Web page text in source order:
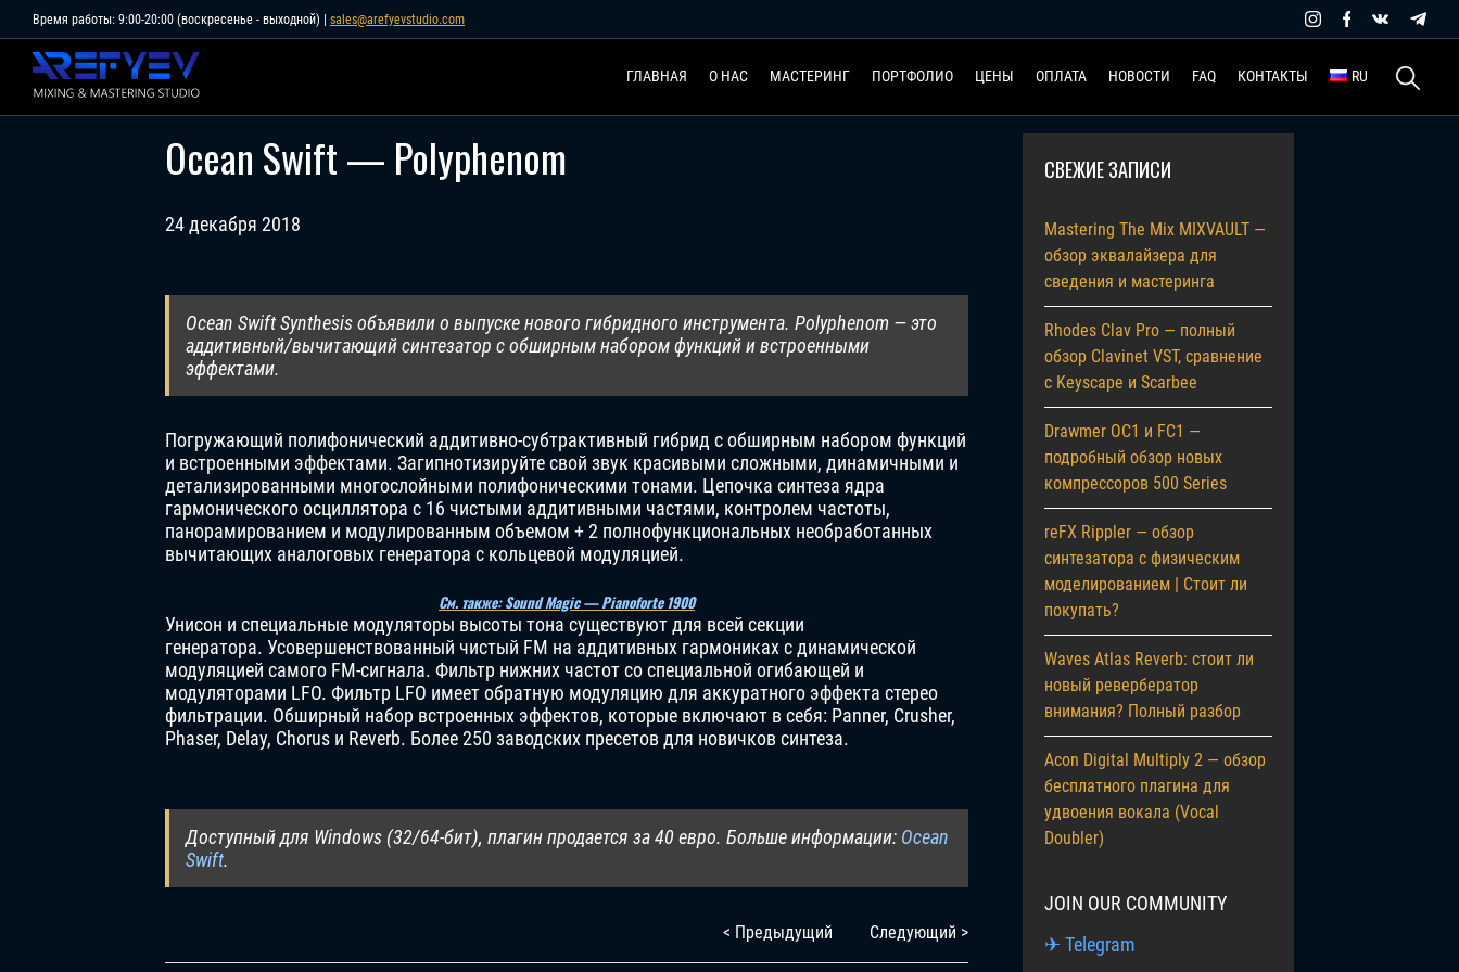
to
content
Время работы: 9:00-20:00 (воскресенье - выходной) | sales@arefyevstudio.com
ГЛАВНАЯ О НАС МАСТЕРИНГ ПОРТФОЛИО ЦЕНЫ ОПЛАТА НОВОСТИ FAQ КОНТАКТЫ RU Найти:
Ocean Swift — Polyphenom
24 декабря 2018
Ocean Swift Synthesis объявили о выпуске нового гибридного инструмента. Polyphenom — это
аддитивный/вычитающий синтезатор с обширным набором функций и встроенными
эффектами.
Погружающий полифонический аддитивно-субтрактивный гибрид с обширным набором функций
и встроенными эффектами. Загипнотизируйте свой звук красивыми сложными, динамичными и
детализированными многослойными полифоническими тонами. Цепочка синтеза ядра
гармонического осциллятора с 16 чистыми аддитивными частями, контролем частоты,
панорамированием и модулированным объемом + 2 полнофункциональных необработанных
вычитающих аналоговых генератора с кольцевой модуляцией.
См. также: Sound Magic — Pianoforte 1900
Унисон и специальные модуляторы высоты тона существуют для всей секции
генератора. Усовершенствованный чистый FM на аддитивных гармониках с динамической
модуляцией самого FM-сигнала. Фильтр нижних частот со специальной огибающей и
модуляторами LFO. Фильтр LFO имеет обратную модуляцию для аккуратного эффекта стерео
фильтрации. Обширный набор встроенных эффектов, которые включают в себя: Panner, Crusher,
Phaser, Delay, Chorus и Reverb. Более 250 заводских пресетов для новичков синтеза.
Доступный для Windows (32/64-бит), плагин продается за 40 евро. Больше информации: Ocean
Swift.
< Предыдущий Следующий >
СВЕЖИЕ ЗАПИСИ
Mastering The Mix MIXVAULT —
обзор эквалайзера для
сведения и мастеринга
Rhodes Clav Pro — полный
обзор Clavinet VST, сравнение
с Keyscape и Scarbee
Drawmer OC1 и FC1 —
подробный обзор новых
компрессоров 500 Series
reFX Rippler — обзор
синтезатора с физическим
моделированием | Стоит ли
покупать?
Waves Atlas Reverb: стоит ли
новый ревербератор
внимания? Полный разбор
Acon Digital Multiply 2 — обзор
бесплатного плагина для
удвоения вокала (Vocal
Doubler)
JOIN OUR COMMUNITY
✈ Telegram